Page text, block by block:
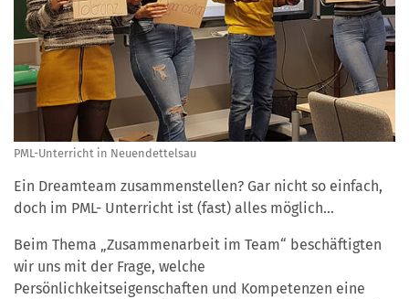
PML-Unterricht in Neuendettelsau
Ein Dreamteam zusammenstellen? Gar nicht so einfach,
doch im PML- Unterricht ist (fast) alles möglich...
Beim Thema „Zusammenarbeit im Team“ beschäftigten
wir uns mit der Frage, welche
Persönlichkeitseigenschaften und Kompetenzen eine